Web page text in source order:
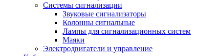
Системы сигнализации
Звуковые сигнализаторы
Колонны сигнальные
Лампы для сигнализационных систем
Маяки
Электродвигатели и управление